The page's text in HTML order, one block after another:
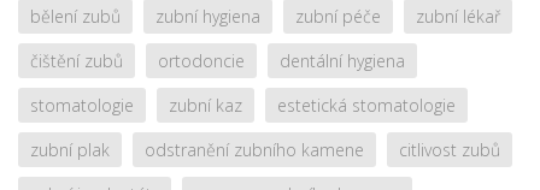
bělení zubů
zubní hygiena zubní péče
zubní lékař
čištění zubů
ortodoncie
dentální hygiena
stomatologie
zubní kaz
estetická stomatologie
zubní plak
odstranění zubního kamene
citlivost zubů